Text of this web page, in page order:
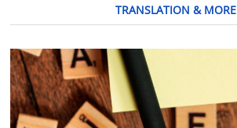
TRANSLATION & MORE